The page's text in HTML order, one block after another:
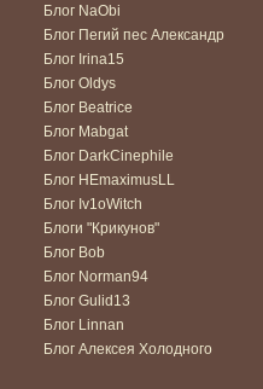
Блог NaObi
Блог Пегий пес Александр
Блог Irina15
Блог Oldys
Блог Beatrice
Блог Mabgat
Блог DarkCinephile
Блог HEmaximusLL
Блог Iv1oWitch
Блоги "Крикунов"
Блог Bob
Блог Norman94
Блог Gulid13
Блог Linnan
Блог Алексея Холодного